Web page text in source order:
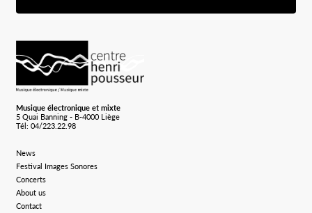
Musique électronique et mixte
5 Quai Banning - B-4000 Liège
Tél: 04/223.22.98
News
Festival Images Sonores
Concerts
About us
Contact